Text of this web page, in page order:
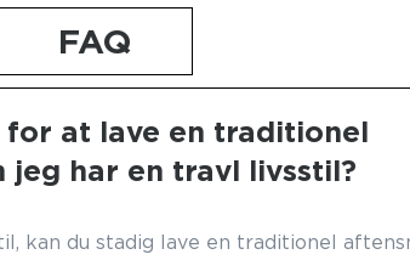
FAQ
for at lave en traditionel
jeg har en travl livsstil?
kan du stadig lave en traditionel